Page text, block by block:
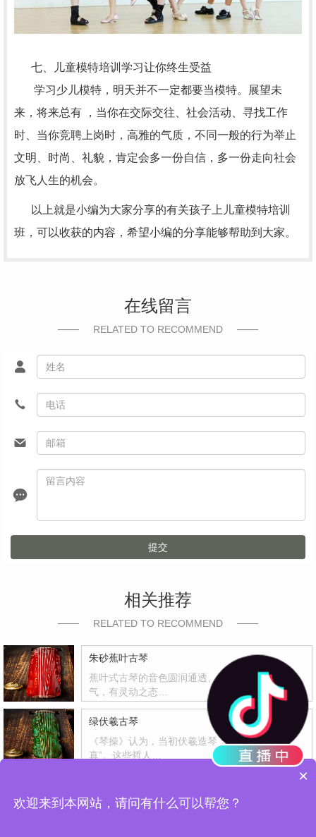
七、儿童模特培训学习让你终生受益
学习少儿模特，明天并不一定都要当模特。展望未
来，将来总有 ，当你在交际交往、社会活动、寻找工作
时、当你竞聘上岗时，高雅的气质，不同一般的行为举止
文明、时尚、礼貌，肯定会多一份自信，多一份走向社会
放飞人生的机会。
以上就是小编为大家分享的有关孩子上儿童模特培训
班，可以收获的内容，希望小编的分享能够帮助到大家。
在线留言
RELATED TO RECOMMEND
提交
相关推荐
RELATED TO RECOMMEND
朱砂蕉叶古琴
蕉叶式古琴的音色圆润通透、中正平和、通体贯
气，有灵动之态…
绿伏羲古琴
《琴操》认为，当初伏羲造琴，是为了“反其天
真”。这些哲人…
“墙脚数枝梅，凌寒独自开。遥知不是雪，为有暗
×
欢迎来到本网站，请问有什么可以帮您？